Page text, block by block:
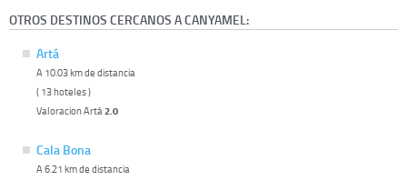
OTROS DESTINOS CERCANOS A CANYAMEL:
Artá
A 10.03 km de distancia
( 13 hoteles )
Valoracion Artá2.0
Cala Bona
A 6.21 km de distancia